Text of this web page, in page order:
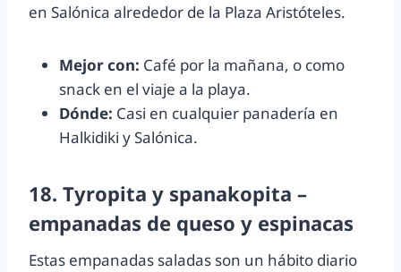
en Salónica alrededor de la Plaza Aristóteles.
Mejor con: Café por la mañana, o como
snack en el viaje a la playa.
Dónde: Casi en cualquier panadería en
Halkidiki y Salónica.
18. Tyropita y spanakopita –
empanadas de queso y espinacas
Estas empanadas saladas son un hábito diario